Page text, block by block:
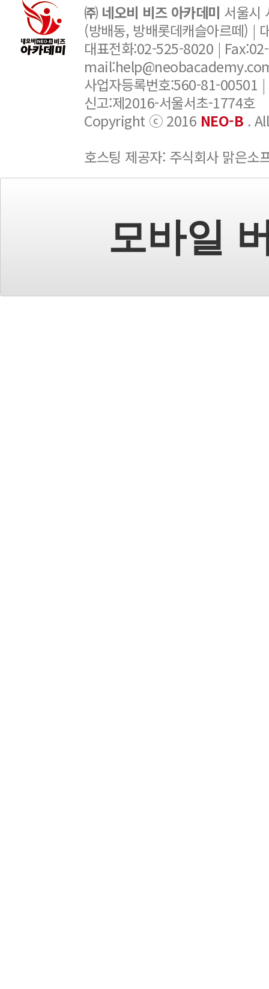
㈜ 네오비 비즈 아카데미 서울시
(방배동, 방배롯데캐슬아르떼) |
대표전화:02-525-8020 |
사업자등록번호:560-81-00501
신고:제2016-서울서초-1774호
Copyright ⓒ 2016 NEO-B .
호스팅 제공자: 주식회사 맑은소
모바일